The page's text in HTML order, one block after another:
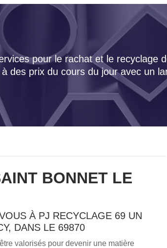
pour le rachat et le recyclage
des prix du cours du jour avec un
BONNET LE
À PJ RECYCLAGE 69 UN
DANS LE 69870
valorisés pour devenir une matière